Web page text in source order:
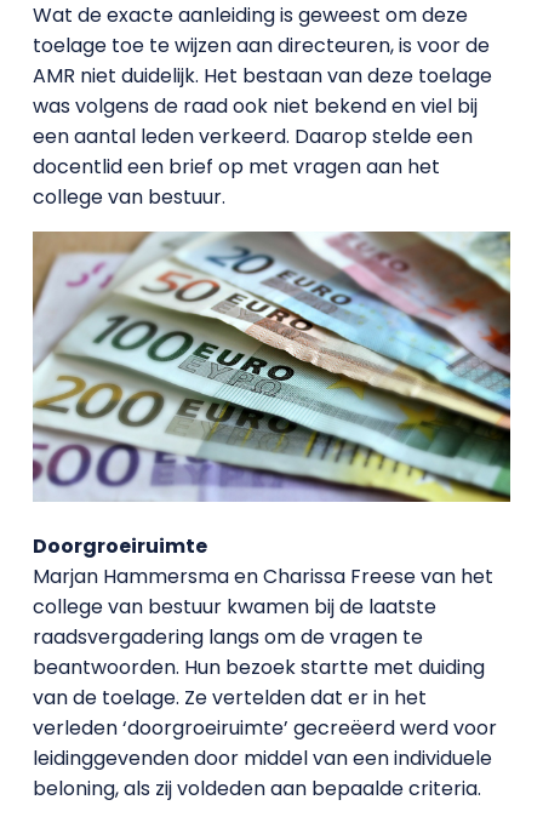
Wat de exacte aanleiding is geweest om deze
toelage toe te wijzen aan directeuren, is voor de
AMR niet duidelijk. Het bestaan van deze toelage
was volgens de raad ook niet bekend en viel bij
een aantal leden verkeerd. Daarop stelde een
docentlid een brief op met vragen aan het
college van bestuur.
Doorgroeiruimte
Marjan Hammersma en Charissa Freese van het
college van bestuur kwamen bij de laatste
raadsvergadering langs om de vragen te
beantwoorden. Hun bezoek startte met duiding
van de toelage. Ze vertelden dat er in het
verleden ‘doorgroeiruimte’ gecreëerd werd voor
leidinggevenden door middel van een individuele
beloning, als zij voldeden aan bepaalde criteria.